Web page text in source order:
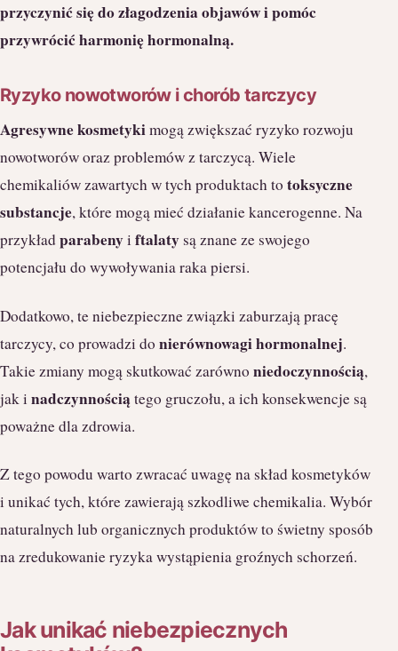
przyczynić się do złagodzenia objawów i pomóc
przywrócić harmonię hormonalną.
Ryzyko nowotworów i chorób tarczycy
Agresywne kosmetykimogą zwiększać ryzyko rozwoju
nowotworów oraz problemów z tarczycą. Wiele
chemikaliów zawartych w tych produktach to toksyczne
substancje, które mogą mieć działanie kancerogenne. Na
przykładparabenyi ftalaty są znane ze swojego
potencjału do wywoływania raka piersi.
Dodatkowo, te niebezpieczne związki zaburzają pracę
tarczycy, co prowadzi do nierównowagi hormonalnej.
Takie zmiany mogą skutkować zarówno niedoczynnością,
jak i nadczynnością tego gruczołu, a ich konsekwencje są
poważne dla zdrowia.
Z tego powodu warto zwracać uwagę na skład kosmetyków
i unikać tych, które zawierają szkodliwe chemikalia. Wybór
naturalnych lub organicznych produktów to świetny sposób
na zredukowanie ryzyka wystąpienia groźnych schorzeń.
Jak unikać niebezpiecznych